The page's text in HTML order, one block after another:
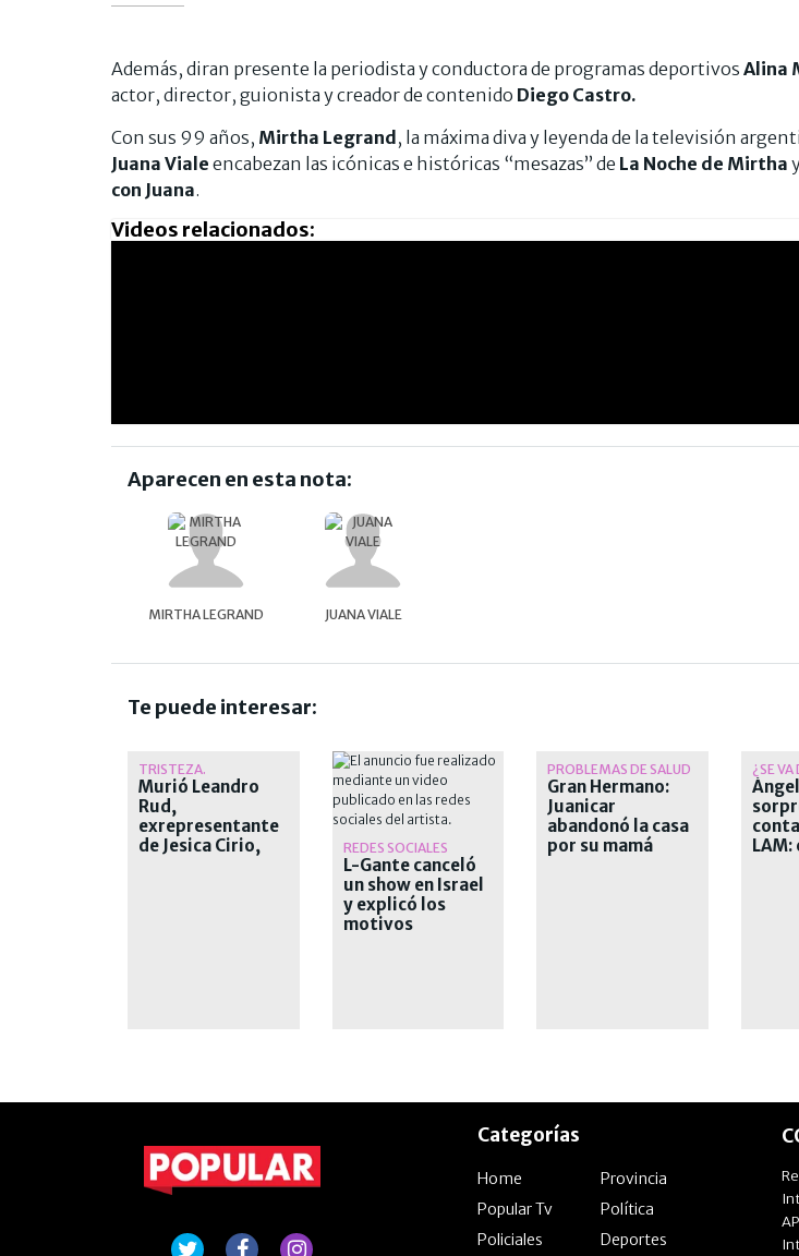
Además, diran presente la periodista y conductora de programas deportivos Alina
actor, director, guionista y creador de contenido Diego Castro.
Con sus 99 años, Mirtha Legrand, la máxima diva y leyenda de la televisión
Juana Viale encabezan las icónicas e históricas “mesazas” de La Noche de Mirtha
con Juana.
Videos relacionados:
Aparecen en esta nota:
MIRTHA LEGRAND JUANA VIALE
Te puede interesar:
TRISTEZA.
Murió Leandro
Rud,
exrepresentante
de Jesica Cirio,
REDES SOCIALES
L-Gante canceló
un show en Israel
y explicó los
motivos
PROBLEMAS DE SALUD
Gran Hermano:
Juanicar
abandonó la casa
por su mamá
¿SE VA
Categorías
Home
Provincia
Popular Tv
Política
Policiales
Deportes